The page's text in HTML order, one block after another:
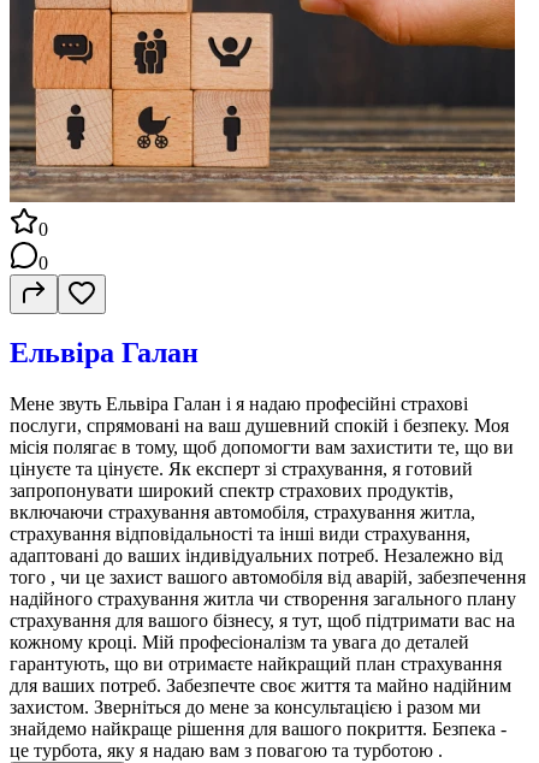
0
0
Ельвіра Галан
Мене звуть Ельвіра Галан і я надаю професійні страхові
послуги, спрямовані на ваш душевний спокій і безпеку. Моя
місія полягає в тому, щоб допомогти вам захистити те, що ви
цінуєте та цінуєте. Як експерт зі страхування, я готовий
запропонувати широкий спектр страхових продуктів,
включаючи страхування автомобіля, страхування житла,
страхування відповідальності та інші види страхування,
адаптовані до ваших індивідуальних потреб. Незалежно від
того , чи це захист вашого автомобіля від аварій, забезпечення
надійного страхування житла чи створення загального плану
страхування для вашого бізнесу, я тут, щоб підтримати вас на
кожному кроці. Мій професіоналізм та увага до деталей
гарантують, що ви отримаєте найкращий план страхування
для ваших потреб. Забезпечте своє життя та майно надійним
захистом. Зверніться до мене за консультацією і разом ми
знайдемо найкраще рішення для вашого покриття. Безпека -
це турбота, яку я надаю вам з повагою та турботою .